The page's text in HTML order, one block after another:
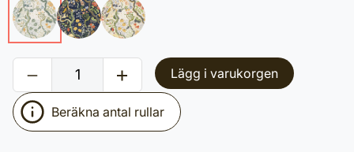
Lägg i varukorgen
Beräkna antal rullar